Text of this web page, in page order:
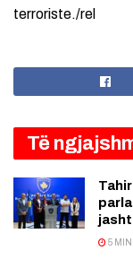
terroriste./rel
Të
5